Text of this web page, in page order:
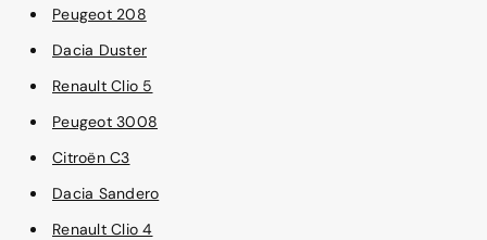
Peugeot 208
Dacia Duster
Renault Clio 5
Peugeot 3008
Citroën C3
Dacia Sandero
Renault Clio 4